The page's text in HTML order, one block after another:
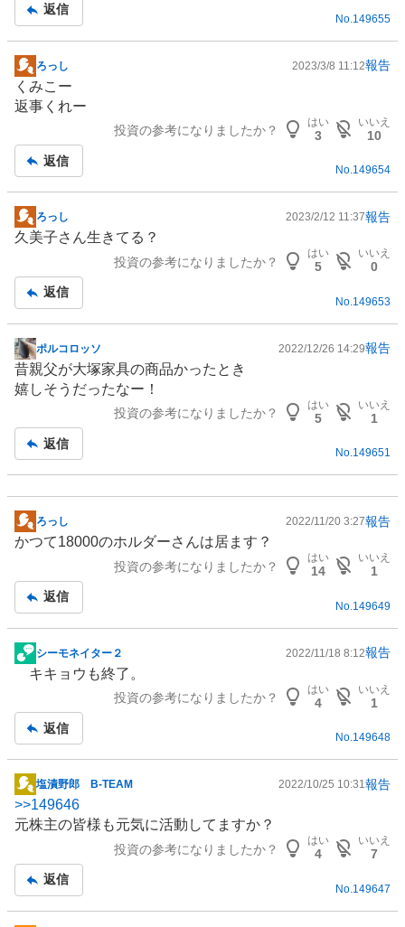
事
返信
No.149655
掲
示
板
ろっし 2023/3/8 11:12報告
くみこー
返事くれー
投資の参考になりましたか？
はい
3
いいえ
10
返信
No.149654
掲
示
事
ろっし 2023/2/12 11:37報告
久美子さん生きてる？
投資の参考になりましたか？
はい
5
いいえ
0
返信
No.149653
掲
示
板
ポルコロッソ 2022/12/26 14:29報告
昔親父が大塚家具の商品かったとき
嬉しそうだったなー！
投資の参考になりましたか？
はい
5
いいえ
1
返信
No.149651
掲
示
事
ろっし 2022/11/20 3:27報告
かつて18000のホルダーさんは居ます？
投資の参考になりましたか？
はい
14
いいえ
1
返信
No.149649
掲
事
シーモネイター２ 2022/11/18 8:12報告
キキョウも終了。
投資の参考になりましたか？
はい
4
いいえ
1
返信
No.149648
掲
示
板
塩漬野郎 B-TEAM 2022/10/25 10:31報告
>>149646
元株主の皆様も元気に活動してますか？
投資の参考になりましたか？
はい
4
いいえ
7
返信
No.149647